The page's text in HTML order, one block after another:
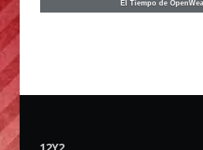
El Tiempo de
12Y2